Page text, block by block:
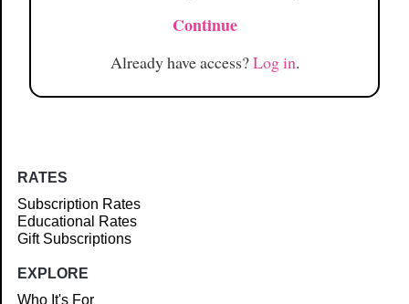
Continue
Already have access?Log in.
RATES
Subscription Rates
Educational Rates
Gift Subscriptions
EXPLORE
Who It's For